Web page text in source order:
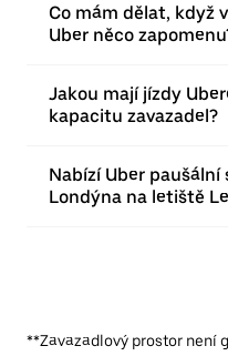
Co mám dělat, když
Uber něco
Jakou mají jízdy
kapacitu zavazadel?
Nabízí Uber
Londýna na letiště
**Zavazadlový prostor není